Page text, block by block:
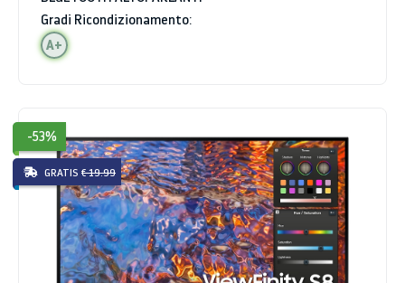
Gradi Ricondizionamento:
A+
-53%
GRATIS € 19.99